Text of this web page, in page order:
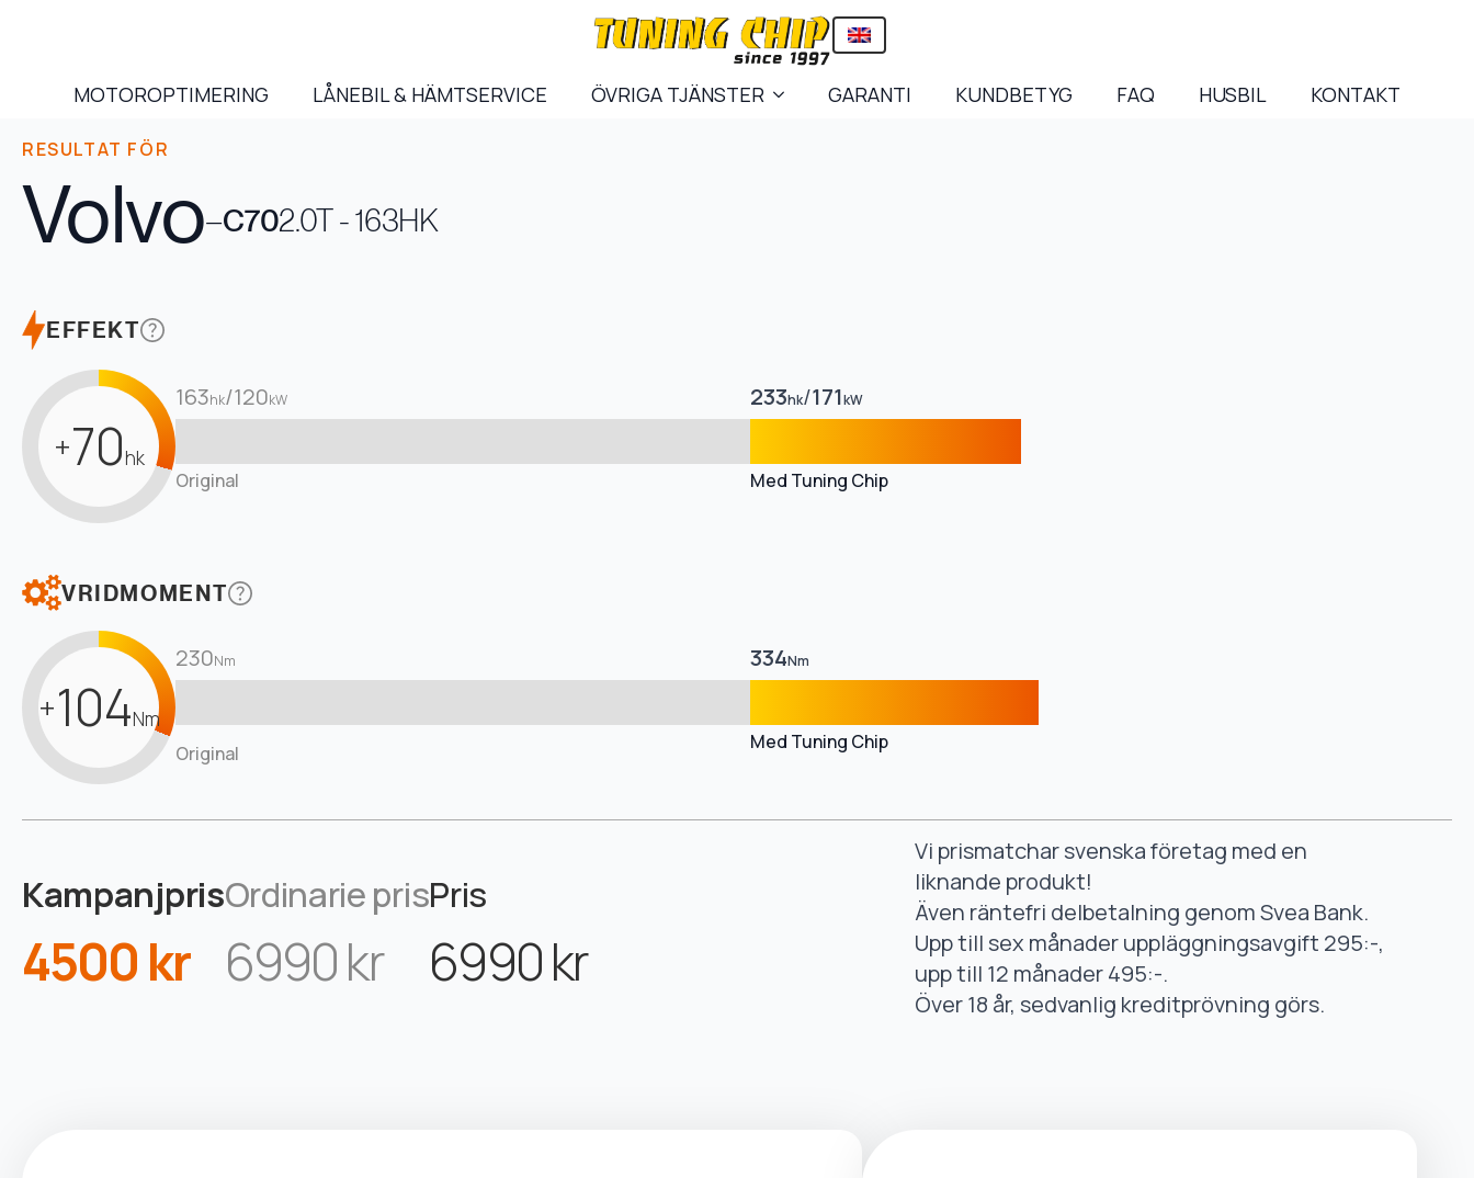
MOTOROPTIMERING LÅNEBIL & HÄMTSERVICE ÖVRIGA TJÄNSTER GARANTI KUNDBETYG FAQ HUSBIL KONTAKT
RESULTAT FÖR
Volvo–C702.0T - 163HK
EFFEKT
+70hk
163hk/120kW 233hk/171kW
Original Med Tuning Chip
VRIDMOMENT
+104Nm
230Nm 334Nm
Original Med Tuning Chip
Kampanjpris
4500 kr
Ordinarie pris
6990 kr
Pris
6990 kr
Vi prismatchar svenska företag med en
liknande produkt!
Även räntefri delbetalning genom Svea Bank.
Upp till sex månader uppläggningsavgift 295:-,
upp till 12 månader 495:-.
Över 18 år, sedvanlig kreditprövning görs.